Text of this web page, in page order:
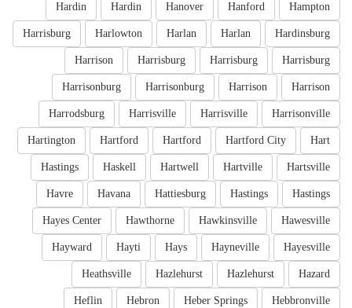
Hampton
Hanford
Hanover
Hardin
Hardin
Hardinsburg
Harlan
Harlan
Harlowton
Harrisburg
Harrisburg
Harrisburg
Harrisburg
Harrison
Harrison
Harrison
Harrisonburg
Harrisonburg
Harrisonville
Harrisville
Harrisville
Harrodsburg
Hart
Hartford City
Hartford
Hartford
Hartington
Hartsville
Hartville
Hartwell
Haskell
Hastings
Hastings
Hastings
Hattiesburg
Havana
Havre
Hawesville
Hawkinsville
Hawthorne
Hayes Center
Hayesville
Hayneville
Hays
Hayti
Hayward
Hazard
Hazlehurst
Hazlehurst
Heathsville
Hebbronville
Heber Springs
Hebron
Heflin